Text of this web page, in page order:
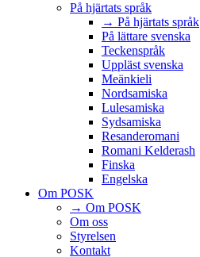
På hjärtats språk
→ På hjärtats språk
På lättare svenska
Teckenspråk
Uppläst svenska
Meänkieli
Nordsamiska
Lulesamiska
Sydsamiska
Resanderomani
Romani Kelderash
Finska
Engelska
Om POSK
→ Om POSK
Om oss
Styrelsen
Kontakt